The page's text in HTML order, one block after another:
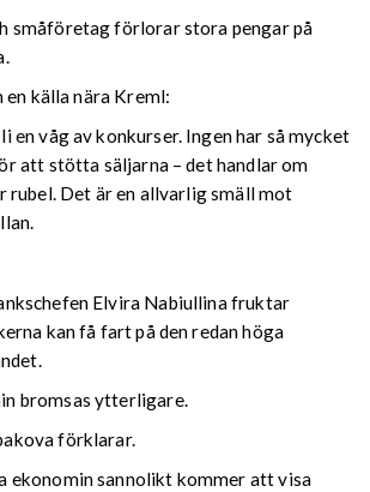
småföretag förlorar stora pengar på
en källa nära Kreml:
en våg av konkurser. Ingen har så mycket
att stötta säljarna – det handlar om
rubel. Det är en allvarlig smäll mot
Elvira Nabiullina fruktar
kan få fart på den redan höga
bromsas ytterligare.
förklarar.
ekonomin sannolikt kommer att visa